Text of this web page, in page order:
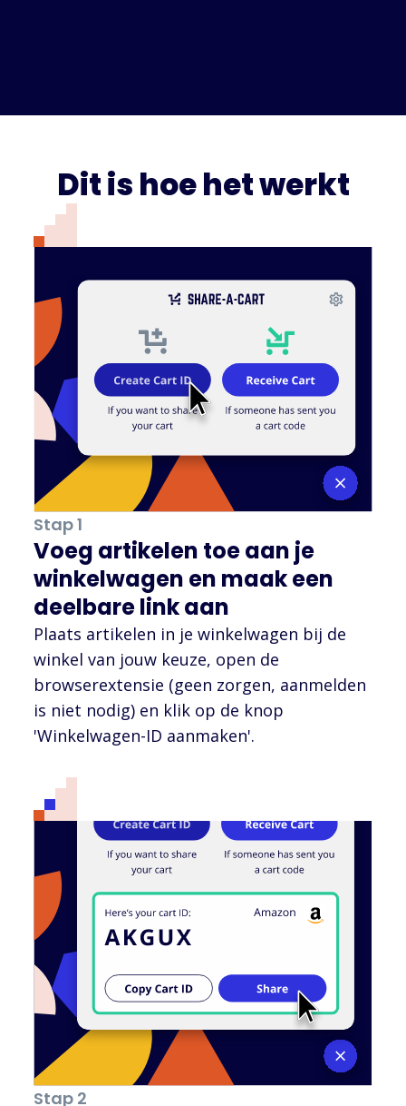
Dit is hoe het werkt
Stap 1
Voeg artikelen toe aan je
winkelwagen en maak een
deelbare link aan
Plaats artikelen in je winkelwagen bij de
winkel van jouw keuze, open de
browserextensie (geen zorgen, aanmelden
is niet nodig) en klik op de knop
'Winkelwagen-ID aanmaken'.
Stap 2